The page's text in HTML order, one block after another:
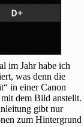
im Jahr habe ich
was denn die
in einer Canon
dem Bild anstellt.
gibt nur
zum Hintergrund